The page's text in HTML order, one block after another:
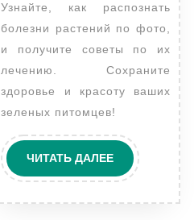
лечению
Узнайте, как распознать
болезни растений по фото,
и получите советы по их
лечению. Сохраните
здоровье и красоту ваших
зеленых питомцев!
ЧИТАТЬ ДАЛЕЕЧИТАТЬ
ДАЛЕЕ